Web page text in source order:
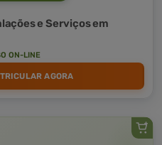
e Serviços em
ON-LINE
AGORA